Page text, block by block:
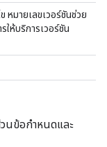
หมายเลขเวอร์ชันช่วย
ให้บริการเวอร์ชัน
นข้อกำหนดและ